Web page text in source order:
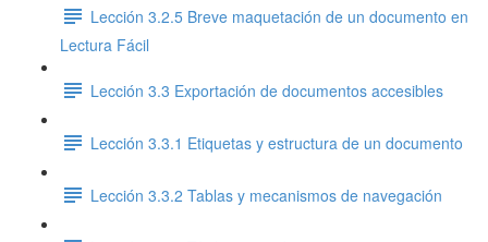
Lección 3.2.5 Breve maquetación de un documento en
Lectura Fácil
Lección 3.3 Exportación de documentos accesibles
Lección 3.3.1 Etiquetas y estructura de un documento
Lección 3.3.2 Tablas y mecanismos de navegación